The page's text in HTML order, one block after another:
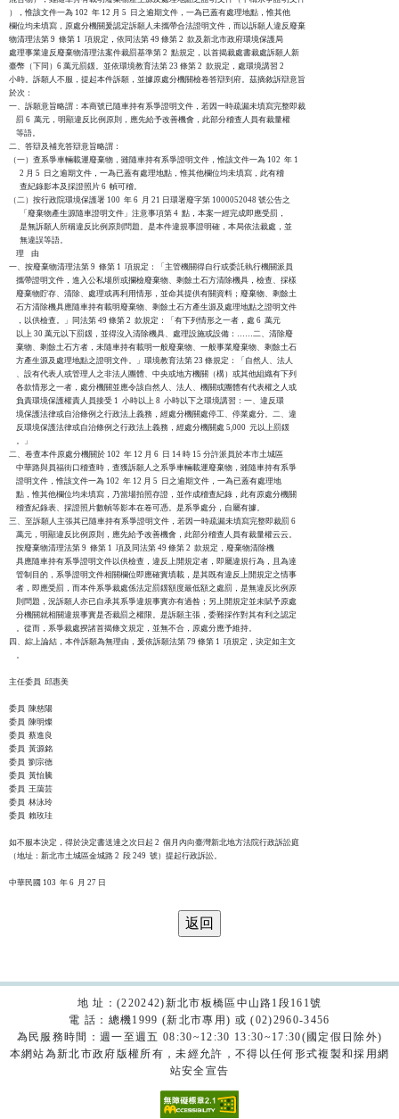
），惟該文件一為 102  年 12 月 5  日之逾期文件，一為已蓋有處理地點，惟其他
欄位均未填寫，原處分機關爰認定訴願人未攜帶合法證明文件，而以訴願人違反廢棄
物清理法第 9  條第 1  項規定，依同法第 49 條第 2  款及新北市政府環境保護局
處理事業違反廢棄物清理法案件裁罰基準第 2  點規定，以首揭裁處書裁處訴願人新
臺幣（下同）6 萬元罰鍰。並依環境教育法第 23 條第 2  款規定，處環境講習 2
小時。訴願人不服，提起本件訴願，並據原處分機關檢卷答辯到府。茲摘敘訴辯意旨
於次：
一、訴願意旨略謂：本商號已隨車持有系爭證明文件，若因一時疏漏未填寫完整即裁
    罰 6  萬元，明顯違反比例原則，應先給予改善機會，此部分稽查人員有裁量權
    等語。
二、答辯及補充答辯意旨略謂：
（一）查系爭車輛載運廢棄物，雖隨車持有系爭證明文件，惟該文件一為 102  年 1
      2 月 5  日之逾期文件，一為已蓋有處理地點，惟其他欄位均未填寫，此有稽
      查紀錄影本及採證照片 6  幀可稽。
（二）按行政院環境保護署 100  年 6  月 21 日環署廢字第 1000052048 號公告之
      「廢棄物產生源隨車證明文件」注意事項第 4  點，本案一經完成即應受罰，
      是無訴願人所稱違反比例原則問題。是本件違規事證明確，本局依法裁處，並
      無違誤等語。
    理    由
一、按廢棄物清理法第 9  條第 1  項規定：「主管機關得自行或委託執行機關派員
    攜帶證明文件，進入公私場所或攔檢廢棄物、剩餘土石方清除機具，檢查、採樣
    廢棄物貯存、清除、處理或再利用情形，並命其提供有關資料；廢棄物、剩餘土
    石方清除機具應隨車持有載明廢棄物、剩餘土石方產生源及處理地點之證明文件
    ，以供檢查。」同法第 49 條第 2  款規定：「有下列情形之一者，處 6  萬元
    以上 30 萬元以下罰鍰，並得沒入清除機具、處理設施或設備：……二、清除廢
    棄物、剩餘土石方者，未隨車持有載明一般廢棄物、一般事業廢棄物、剩餘土石
    方產生源及處理地點之證明文件。」環境教育法第 23 條規定：「自然人、法人
    、設有代表人或管理人之非法人團體、中央或地方機關（構）或其他組織有下列
    各款情形之一者，處分機關並應令該自然人、法人、機關或團體有代表權之人或
    負責環境保護權責人員接受 1  小時以上 8  小時以下之環境講習：一、違反環
    境保護法律或自治條例之行政法上義務，經處分機關處停工、停業處分。二、違
    反環境保護法律或自治條例之行政法上義務，經處分機關處 5,000  元以上罰鍰
    。」
二、卷查本件原處分機關於 102  年 12 月 6  日 14 時 15 分許派員於本市土城區
    中華路與員福街口稽查時，查獲訴願人之系爭車輛載運廢棄物，雖隨車持有系爭
    證明文件，惟該文件一為 102  年 12 月 5  日之逾期文件，一為已蓋有處理地
    點，惟其他欄位均未填寫，乃當場拍照存證，並作成稽查紀錄，此有原處分機關
    稽查紀錄表、採證照片數幀等影本在卷可憑。是系爭處分，自屬有據。
三、至訴願人主張其已隨車持有系爭證明文件，若因一時疏漏未填寫完整即裁罰 6
    萬元，明顯違反比例原則，應先給予改善機會，此部分稽查人員有裁量權云云。
    按廢棄物清理法第 9  條第 1  項及同法第 49 條第 2  款規定，廢棄物清除機
    具應隨車持有系爭證明文件以供檢查，違反上開規定者，即屬違規行為，且為達
    管制目的，系爭證明文件相關欄位即應確實填載，是其既有違反上開規定之情事
    者，即應受罰，而本件系爭裁處係法定罰鍰額度最低額之處罰，是無違反比例原
    則問題，況訴願人亦已自承其系爭違規事實亦有過咎；另上開規定並未賦予原處
    分機關就相關違規事實是否裁罰之權限。是訴願主張，委難採作對其有利之認定
    。從而，系爭裁處揆諸首揭條文規定，並無不合，原處分應予維持。
四、綜上論結，本件訴願為無理由，爰依訴願法第 79 條第 1  項規定，決定如主文
    。
主任委員  邱惠美
委員  陳慈陽
委員  陳明燦
委員  蔡進良
委員  黃源銘
委員  劉宗德
委員  黃怡騰
委員  王藹芸
委員  林泳玲
委員  賴玫珪
如不服本決定，得於決定書送達之次日起 2  個月內向臺灣新北地方法院行政訴訟庭
（地址：新北市土城區金城路 2  段 249  號）提起行政訴訟。
地 址：(220242)新北市板橋區中山路1段161號
電 話：總機1999 (新北市專用) 或 (02)2960-3456
為民服務時間：週一至週五 08:30~12:30 13:30~17:30(國定假日除外)
本網站為新北市政府版權所有，未經允許，不得以任何形式複製和採用網
站安全宣告